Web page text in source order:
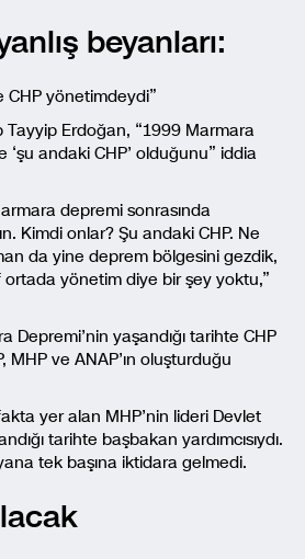
beyanları:
CHP yönetimdeydi”
Tayyip Erdoğan, “1999 Marmara
andaki CHP’ olduğunu” iddia
depremi sonrasında
Kimdi onlar? Şu andaki CHP. Ne
da yine deprem bölgesini gezdik,
ortada yönetim diye bir şey yoktu,”
Depremi’nin yaşandığı tarihte CHP
ve ANAP’ın oluşturduğu
yer alan MHP’nin lideri Devlet
tarihte başbakan yardımcısıydı.
tek başına iktidara gelmedi.